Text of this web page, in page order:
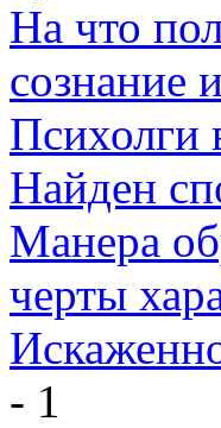
На что
сознание
Психолги
Найден
Манера
черты
- 1